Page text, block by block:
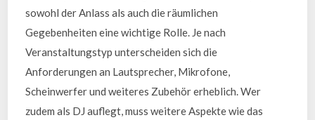
sowohl der Anlass als auch die räumlichen
Gegebenheiten eine wichtige Rolle. Je nach
Veranstaltungstyp unterscheiden sich die
Anforderungen an Lautsprecher, Mikrofone,
Scheinwerfer und weiteres Zubehör erheblich. Wer
zudem als DJ auflegt, muss weitere Aspekte wie das